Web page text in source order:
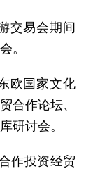
交易会期间
。
欧国家文化
合作论坛、
研讨会。
作投资经贸